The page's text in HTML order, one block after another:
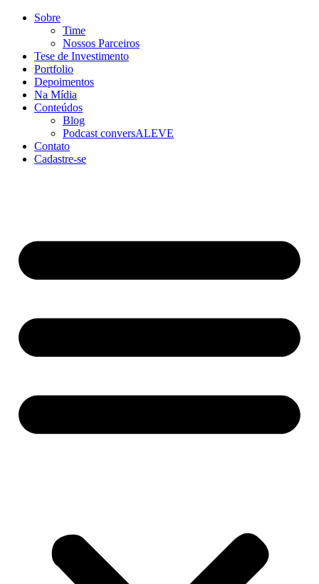
Sobre
Time
Nossos Parceiros
Tese de Investimento
Portfolio
Depoimentos
Na Mídia
Conteúdos
Blog
Podcast conversALEVE
Contato
Cadastre-se